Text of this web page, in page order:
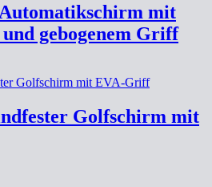
mit
gebogenem Griff
Golfschirm mit